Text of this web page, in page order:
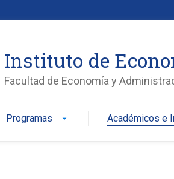
Instituto de
Facultad de Economía y
Programas arrow_drop_down Académicos e